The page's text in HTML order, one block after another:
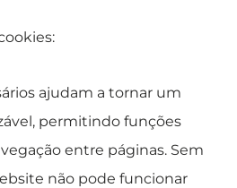
ajudam a tornar um
permitindo funções
entre páginas. Sem
não pode funcionar